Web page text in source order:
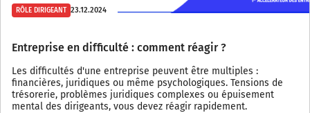
RÔLE DIRIGEANT 23.12.2024
Entreprise en difficulté : comment réagir ?
Les difficultés d'une entreprise peuvent être multiples :
financières, juridiques ou même psychologiques. Tensions de
trésorerie, problèmes juridiques complexes ou épuisement
mental des dirigeants, vous devez réagir rapidement.